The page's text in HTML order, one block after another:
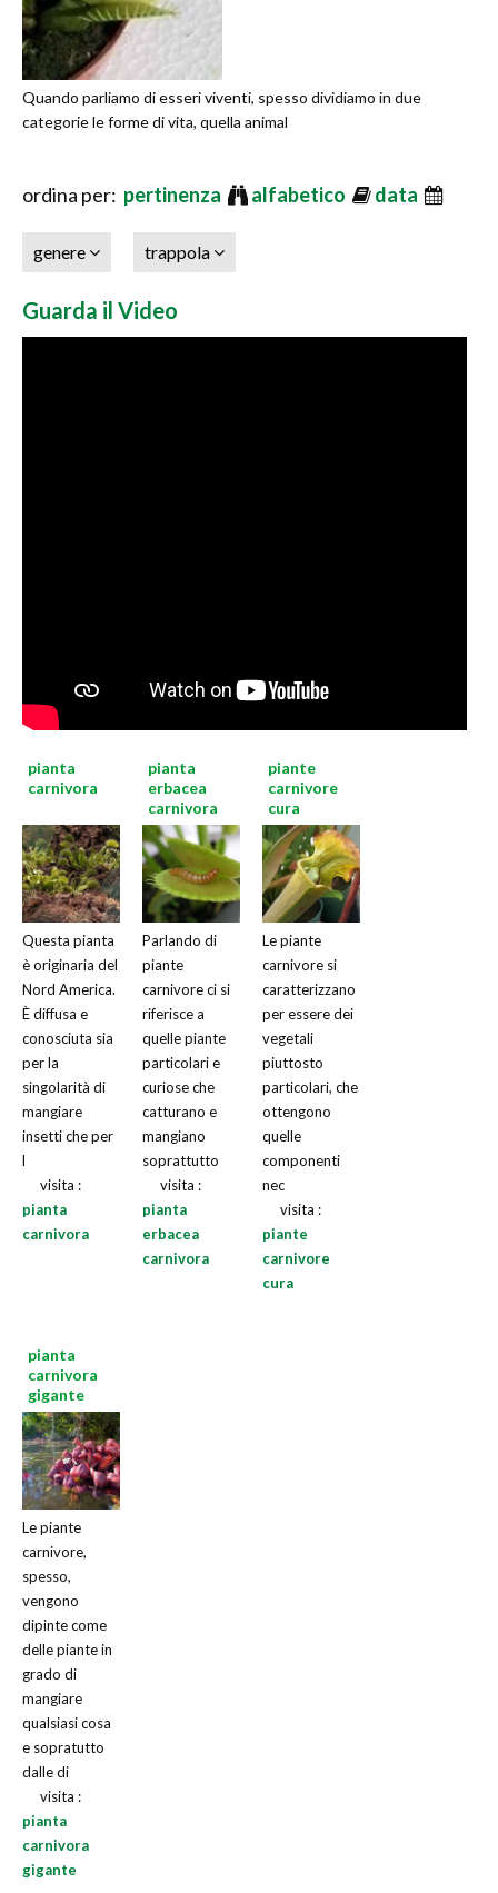
Quando parliamo di esseri viventi, spesso dividiamo in due
categorie le forme di vita, quella animal
ordina per: pertinenza alfabetico data
genere trappola
Guarda il Video
pianta
carnivora
Questa pianta
è originaria del
Nord America.
È diffusa e
conosciuta sia
per la
singolarità di
mangiare
insetti che per
l
visita :
pianta
carnivora
pianta
erbacea
carnivora
Parlando di
piante
carnivore ci si
riferisce a
quelle piante
particolari e
curiose che
catturano e
mangiano
soprattutto
visita :
pianta
erbacea
carnivora
piante
carnivore
cura
Le piante
carnivore si
caratterizzano
per essere dei
vegetali
piuttosto
particolari, che
ottengono
quelle
componenti
nec
visita :
piante
carnivore
cura
pianta
carnivora
gigante
Le piante
carnivore,
spesso,
vengono
dipinte come
delle piante in
grado di
mangiare
qualsiasi cosa
e sopratutto
dalle di
visita :
pianta
carnivora
gigante